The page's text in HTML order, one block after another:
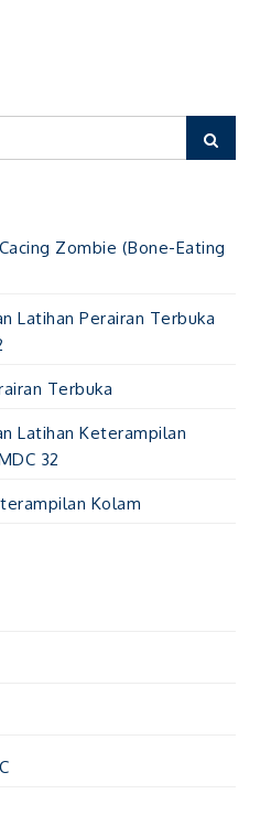
Zombie (Bone-Eating
Latihan Perairan Terbuka
Terbuka
Latihan Keterampilan
32
Kolam